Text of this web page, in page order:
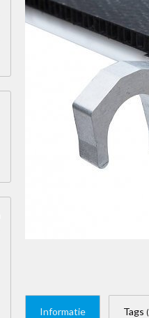
Informatie Tags